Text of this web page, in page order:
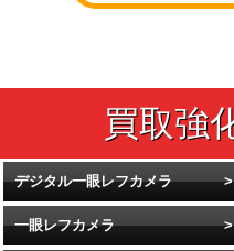
デジタル一眼レフカメラ
一眼レフカメラ